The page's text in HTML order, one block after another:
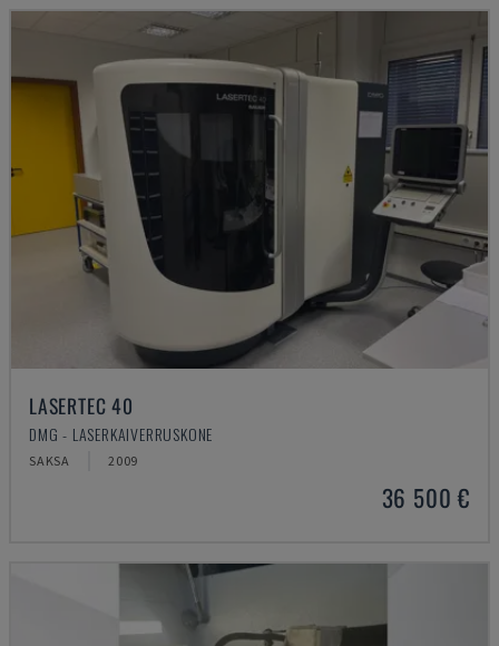
LASERTEC 40
DMG - LASERKAIVERRUSKONE
SAKSA 2009
36 500 €